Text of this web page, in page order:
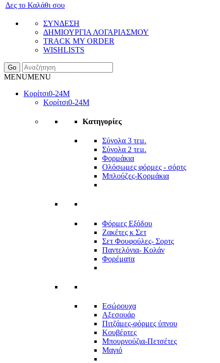
Δες το Καλάθι σου
ΣΥΝΔΕΣΗ
ΔΗΜΙΟΥΡΓΙΑ ΛΟΓΑΡΙΑΣΜΟΥ
TRACK MY ORDER
WISHLISTS
Go
MENUMENU
Κορίτσι0-24Μ
Κορίτσι0-24Μ
Κατηγορίες
Σύνολα 3 τεμ.
Σύνολα 2 τεμ.
Φορμάκια
Ολόσωμες φόρμες - σόρτς
Μπλούζες-Κορμάκια
Φόρμες Εξόδου
Ζακέτες κ Σετ
Σετ Φουφούλες- Σορτς
Παντελόνια- Κολάν
Φορέματα
Εσώρουχα
Αξεσουάρ
Πιτζάμες-φόρμες ύπνου
Κουβέρτες
Μπουρνούζια-Πετσέτες
Μαγιό